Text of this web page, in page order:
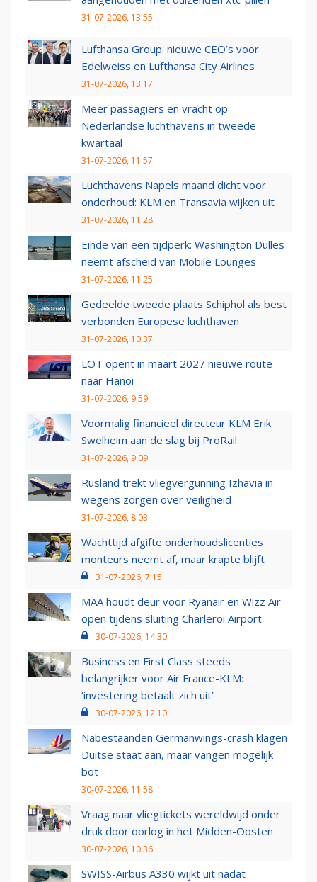
31-07-2026, 13:55
Lufthansa Group: nieuwe CEO’s voor
Edelweiss en Lufthansa City Airlines
31-07-2026, 13:17
Meer passagiers en vracht op
Nederlandse luchthavens in tweede
kwartaal
31-07-2026, 11:57
Luchthavens Napels maand dicht voor
onderhoud: KLM en Transavia wijken uit
31-07-2026, 11:28
Einde van een tijdperk: Washington Dulles
neemt afscheid van Mobile Lounges
31-07-2026, 11:25
Gedeelde tweede plaats Schiphol als best
verbonden Europese luchthaven
31-07-2026, 10:37
LOT opent in maart 2027 nieuwe route
naar Hanoi
31-07-2026, 9:59
Voormalig financieel directeur KLM Erik
Swelheim aan de slag bij ProRail
31-07-2026, 9:09
Rusland trekt vliegvergunning Izhavia in
wegens zorgen over veiligheid
31-07-2026, 8:03
Wachttijd afgifte onderhoudslicenties
monteurs neemt af, maar krapte blijft
31-07-2026, 7:15
MAA houdt deur voor Ryanair en Wizz Air
open tijdens sluiting Charleroi Airport
30-07-2026, 14:30
Business en First Class steeds
belangrijker voor Air France-KLM:
‘investering betaalt zich uit’
30-07-2026, 12:10
Nabestaanden Germanwings-crash klagen
Duitse staat aan, maar vangen mogelijk
bot
30-07-2026, 11:58
Vraag naar vliegtickets wereldwijd onder
druk door oorlog in het Midden-Oosten
30-07-2026, 10:36
SWISS-Airbus A330 wijkt uit nadat